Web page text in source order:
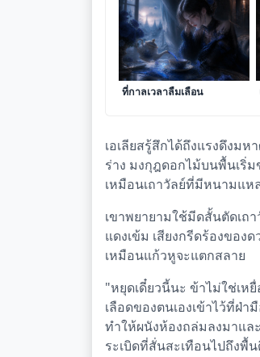
หยาดเลือดสีครามในถ้วยชา
ที่กาลเวลาลืมเลือน
เอเลียสรู้สึกได้ถึงแรงดึงม
ร่าง มงกุฎดอกไม้บนพื้นเริ่
เหมือนเถาวัลย์ที่มีหนามแ
เขาพยายามใช้มีดสั้นตัดเ
แดงเข้ม เสียงกรีดร้องขอ
เหมือนแก้วหูจะแตกสลาย
"หยุดเดี๋ยวนี้นะ ข้าไม่ใช่เห
เลือดของตนเองเข้าไว้ที่ฝ่
ทำให้ผนังห้องถล่มลงมาแล
ระเบิดที่สั่นสะเทือนไปถึงพื้